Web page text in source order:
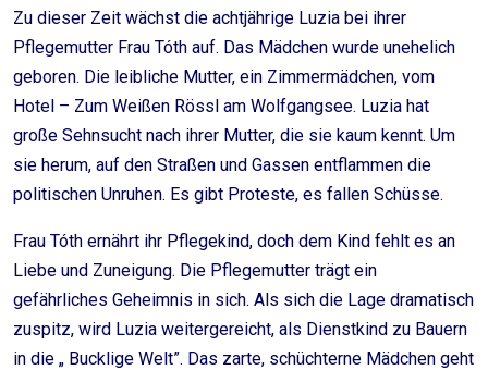
Zu dieser Zeit wächst die achtjährige Luzia bei ihrer
Pflegemutter Frau Tóth auf. Das Mädchen wurde unehelich
geboren. Die leibliche Mutter, ein Zimmermädchen, vom
Hotel – Zum Weißen Rössl am Wolfgangsee. Luzia hat
große Sehnsucht nach ihrer Mutter, die sie kaum kennt. Um
sie herum, auf den Straßen und Gassen entflammen die
politischen Unruhen. Es gibt Proteste, es fallen Schüsse.
Frau Tóth ernährt ihr Pflegekind, doch dem Kind fehlt es an
Liebe und Zuneigung. Die Pflegemutter trägt ein
gefährliches Geheimnis in sich. Als sich die Lage dramatisch
zuspitz, wird Luzia weitergereicht, als Dienstkind zu Bauern
in die „ Bucklige Welt”. Das zarte, schüchterne Mädchen geht